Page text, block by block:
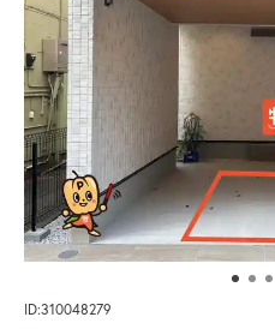
ID:310048279